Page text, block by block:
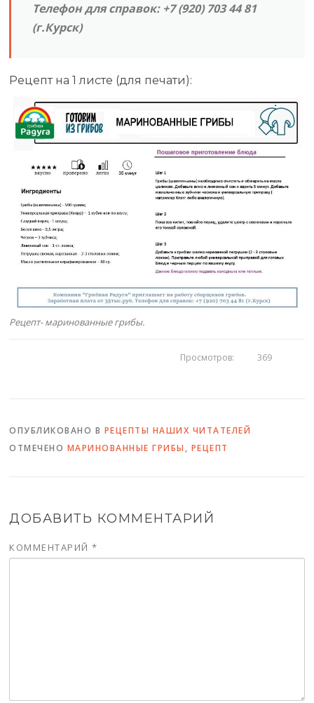
Телефон для справок: +7 (920) 703 44 81
(г.Курск)
Рецепт на 1 листе (для печати):
Рецепт- маринованные грибы.
Просмотров: 369
ОПУБЛИКОВАНО В РЕЦЕПТЫ НАШИХ ЧИТАТЕЛЕЙ
ОТМЕЧЕНО МАРИНОВАННЫЕ ГРИБЫ , РЕЦЕПТ
ДОБАВИТЬ КОММЕНТАРИЙ
КОММЕНТАРИЙ*